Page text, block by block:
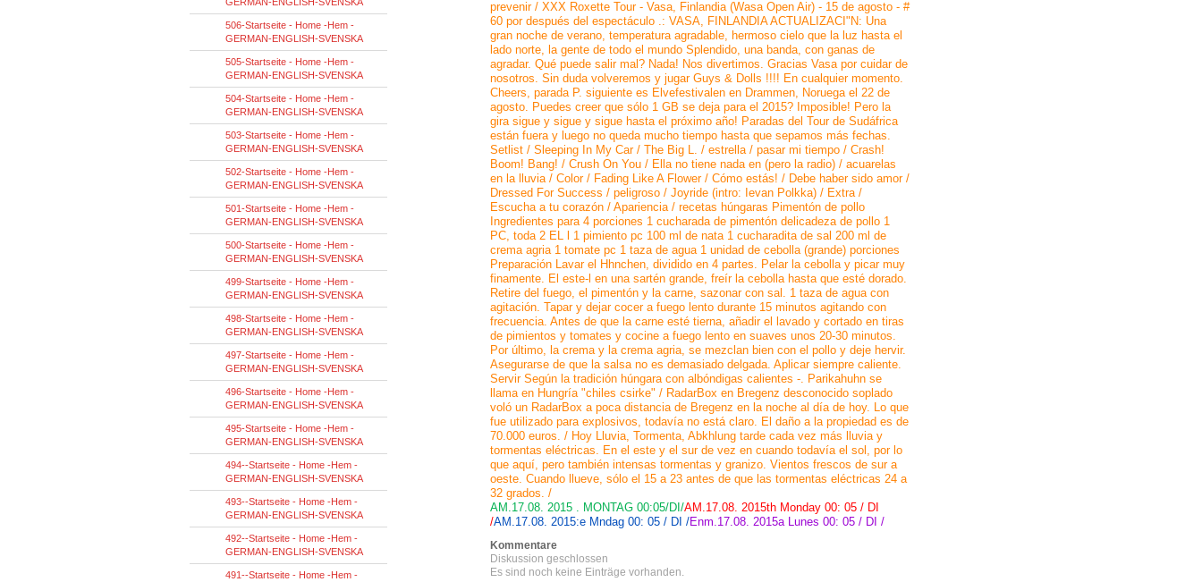
prevenir / XXX Roxette Tour - Vasa, Finlandia (Wasa Open Air) - 15 de agosto - #
60 por después del espectáculo .: VASA, FINLANDIA ACTUALIZACI"N: Una
gran noche de verano, temperatura agradable, hermoso cielo que la luz hasta el
lado norte, la gente de todo el mundo Splendido, una banda, con ganas de
agradar. Qué puede salir mal? Nada! Nos divertimos. Gracias Vasa por cuidar de
nosotros. Sin duda volveremos y jugar Guys & Dolls !!!! En cualquier momento.
Cheers, parada P. siguiente es Elvefestivalen en Drammen, Noruega el 22 de
agosto. Puedes creer que sólo 1 GB se deja para el 2015? Imposible! Pero la
gira sigue y sigue y sigue hasta el próximo año! Paradas del Tour de Sudáfrica
están fuera y luego no queda mucho tiempo hasta que sepamos más fechas.
Setlist / Sleeping In My Car / The Big L. / estrella / pasar mi tiempo / Crash!
Boom! Bang! / Crush On You / Ella no tiene nada en (pero la radio) / acuarelas
en la lluvia / Color / Fading Like A Flower / Cómo estás! / Debe haber sido amor /
Dressed For Success / peligroso / Joyride (intro: Ievan Polkka) / Extra /
Escucha a tu corazón / Apariencia / recetas húngaras Pimentón de pollo
Ingredientes para 4 porciones 1 cucharada de pimentón delicadeza de pollo 1
PC, toda 2 EL l 1 pimiento pc 100 ml de nata 1 cucharadita de sal 200 ml de
crema agria 1 tomate pc 1 taza de agua 1 unidad de cebolla (grande) porciones
Preparación Lavar el Hhnchen, dividido en 4 partes. Pelar la cebolla y picar muy
finamente. El este-l en una sartén grande, freír la cebolla hasta que esté dorado.
Retire del fuego, el pimentón y la carne, sazonar con sal. 1 taza de agua con
agitación. Tapar y dejar cocer a fuego lento durante 15 minutos agitando con
frecuencia. Antes de que la carne esté tierna, añadir el lavado y cortado en tiras
de pimientos y tomates y cocine a fuego lento en suaves unos 20-30 minutos.
Por último, la crema y la crema agria, se mezclan bien con el pollo y deje hervir.
Asegurarse de que la salsa no es demasiado delgada. Aplicar siempre caliente.
Servir Según la tradición húngara con albóndigas calientes -. Parikahuhn se
llama en Hungría "chiles csirke" / RadarBox en Bregenz desconocido soplado
voló un RadarBox a poca distancia de Bregenz en la noche al día de hoy. Lo que
fue utilizado para explosivos, todavía no está claro. El daño a la propiedad es de
70.000 euros. / Hoy Lluvia, Tormenta, Abkhlung tarde cada vez más lluvia y
tormentas eléctricas. En el este y el sur de vez en cuando todavía el sol, por lo
que aquí, pero también intensas tormentas y granizo. Vientos frescos de sur a
oeste. Cuando llueve, sólo el 15 a 23 antes de que las tormentas eléctricas 24 a
32 grados. /
AM.17.08. 2015 . MONTAG 00:05/DI/AM.17.08. 2015th Monday 00: 05 / DI
/AM.17.08. 2015:e Mndag 00: 05 / DI /Enm.17.08. 2015a Lunes 00: 05 / DI /
Kommentare
Diskussion geschlossen
Es sind noch keine Einträge vorhanden.
506-Startseite - Home -Hem -
GERMAN-ENGLISH-SVENSKA
505-Startseite - Home -Hem -
GERMAN-ENGLISH-SVENSKA
504-Startseite - Home -Hem -
GERMAN-ENGLISH-SVENSKA
503-Startseite - Home -Hem -
GERMAN-ENGLISH-SVENSKA
502-Startseite - Home -Hem -
GERMAN-ENGLISH-SVENSKA
501-Startseite - Home -Hem -
GERMAN-ENGLISH-SVENSKA
500-Startseite - Home -Hem -
GERMAN-ENGLISH-SVENSKA
499-Startseite - Home -Hem -
GERMAN-ENGLISH-SVENSKA
498-Startseite - Home -Hem -
GERMAN-ENGLISH-SVENSKA
497-Startseite - Home -Hem -
GERMAN-ENGLISH-SVENSKA
496-Startseite - Home -Hem -
GERMAN-ENGLISH-SVENSKA
495-Startseite - Home -Hem -
GERMAN-ENGLISH-SVENSKA
494--Startseite - Home -Hem -
GERMAN-ENGLISH-SVENSKA
493--Startseite - Home -Hem -
GERMAN-ENGLISH-SVENSKA
492--Startseite - Home -Hem -
GERMAN-ENGLISH-SVENSKA
491--Startseite - Home -Hem -